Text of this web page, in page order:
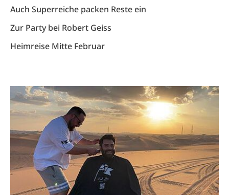
Auch Superreiche packen Reste ein
Zur Party bei Robert Geiss
Heimreise Mitte Februar